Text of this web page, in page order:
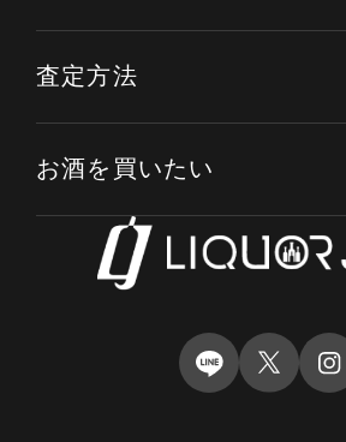
査定方法
お酒を買いたい